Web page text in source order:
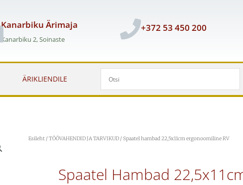
Kanarbiku Ärimaja
Kanarbiku 2, Soinaste
+372 53 450 200
ÄRIKLIENDILE
Esileht/TÖÖVAHENDID JA TARVIKUD/ Spaatel hambad 22,5x11cm ergonoomiline RV
Spaatel Hambad